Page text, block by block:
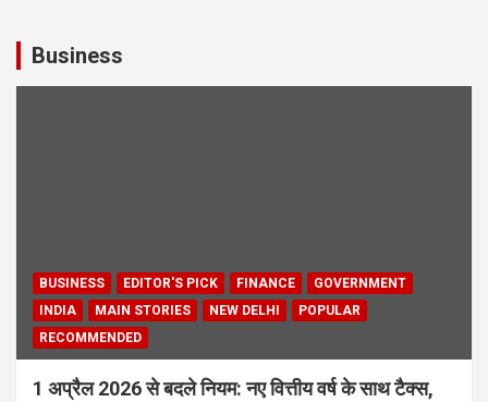
Business
BUSINESS EDITOR'S PICK FINANCE
GOVERNMENT
INDIA
MAIN STORIES NEW DELHI
POPULAR
RECOMMENDED
1 अप्रैल 2026 से बदले नियम: नए वित्तीय वर्ष के साथ टैक्स,